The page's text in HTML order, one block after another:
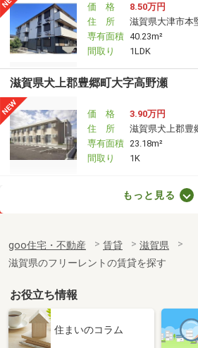
価 格
8.50万円
住 所
滋賀県大津市本
専有面積 40.23m²
間取り
1LDK
滋賀県犬上郡豊郷町大字高野瀬
価 格
3.90万円
住 所
滋賀県犬上郡豊
専有面積 23.18m²
間取り
1K
滋賀県甲賀市水口町新城
専有面積
26.09m²
間取り
1K
滋賀県甲賀市甲南町寺庄
価 格
5.90万円
滋賀県甲賀市甲
もっと見る
goo住宅・不動産 賃貸
滋賀県
滋賀県のフリーレントの賃貸を探す
お役立ち情報
住まいのコラム